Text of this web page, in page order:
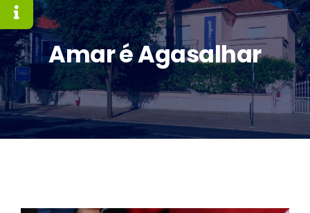
A MAGESTIL
CURSOS
ACADEMIA
INSTALAÇÕES
Amar é Agasalhar